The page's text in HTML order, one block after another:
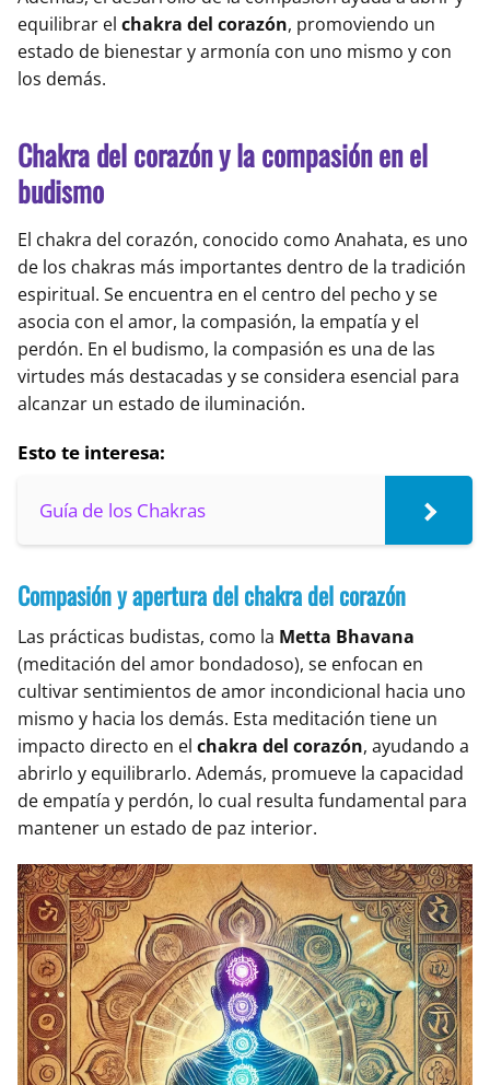
equilibrar el chakra del corazón, promoviendo un
estado de bienestar y armonía con uno mismo y con
los demás.
Chakra del corazón y la compasión en el
budismo
El chakra del corazón, conocido como Anahata, es uno
de los chakras más importantes dentro de la tradición
espiritual. Se encuentra en el centro del pecho y se
asocia con el amor, la compasión, la empatía y el
perdón. En el budismo, la compasión es una de las
virtudes más destacadas y se considera esencial para
alcanzar un estado de iluminación.
Esto te interesa:
Guía de los Chakras
Compasión y apertura del chakra del corazón
Las prácticas budistas, como la Metta Bhavana
(meditación del amor bondadoso), se enfocan en
cultivar sentimientos de amor incondicional hacia uno
mismo y hacia los demás. Esta meditación tiene un
impacto directo en el chakra del corazón, ayudando a
abrirlo y equilibrarlo. Además, promueve la capacidad
de empatía y perdón, lo cual resulta fundamental para
mantener un estado de paz interior.